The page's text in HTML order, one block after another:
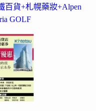
百貨+札幌藥妝+Alpen
GOLF